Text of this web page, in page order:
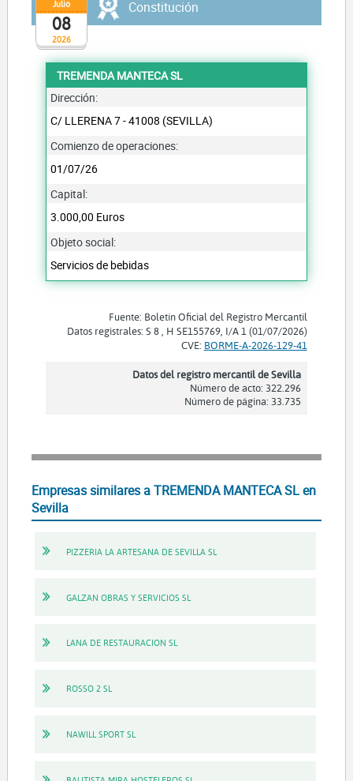
2026
Julio
08
Constitución
TREMENDA MANTECA SL
Dirección:
C/ LLERENA 7 - 41008 (SEVILLA)
Comienzo de operaciones:
01/07/26
Capital:
3.000,00 Euros
Objeto social:
Servicios de bebidas
Fuente: Boletín Oficial del Registro Mercantil
Datos registrales: S 8 , H SE155769, I/A 1 (01/07/2026)
CVE: BORME-A-2026-129-41
Datos del registro mercantil de Sevilla
Número de acto: 322.296
Número de página: 33.735
Empresas similares a TREMENDA MANTECA SL en
Sevilla
PIZZERIA LA ARTESANA DE SEVILLA SL
GALZAN OBRAS Y SERVICIOS SL
LANA DE RESTAURACION SL
ROSSO 2 SL
NAWILL SPORT SL